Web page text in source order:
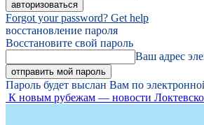
Forgot your password? Get help
восстановление пароля
Восстановите свой пароль
Ваш адрес
Пароль будет выслан Вам по
К новым рубежам — новости